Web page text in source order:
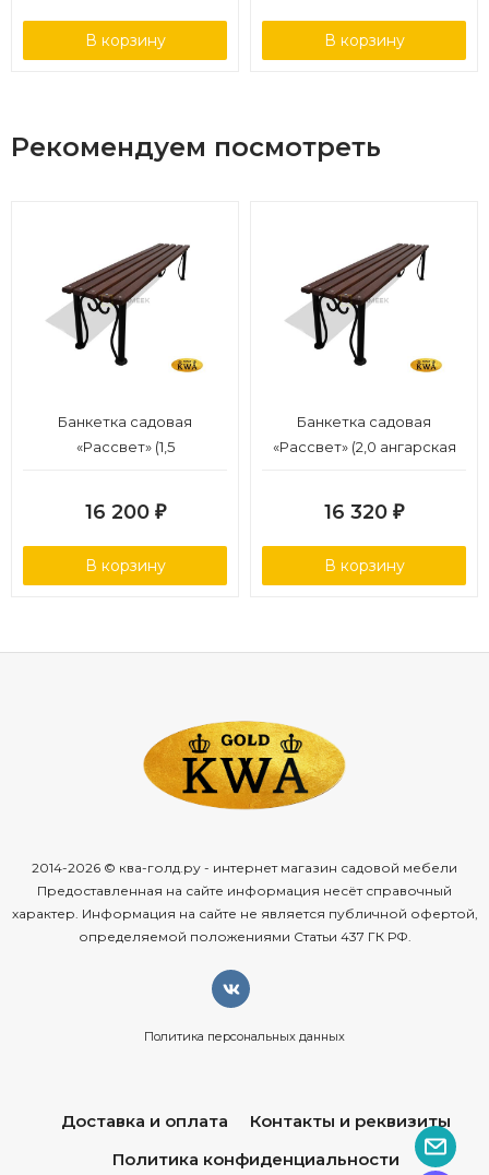
В корзину В корзину
Рекомендуем посмотреть
Банкетка садовая
«Рассвет» (1,5
16 200 ₽
В корзину
Банкетка садовая
«Рассвет» (2,0 ангарская
16 320 ₽
В корзину
2014-2026 © ква-голд.ру - интернет магазин садовой мебели
Предоставленная на сайте информация несёт справочный
характер. Информация на сайте не является публичной офертой,
определяемой положениями Статьи 437 ГК РФ.
Политика персональных данных
Доставка и оплата
Контакты и реквизиты
Политика конфиденциальности